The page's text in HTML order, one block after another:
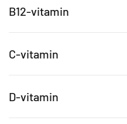
B12-vitamin
C-vitamin
D-vitamin